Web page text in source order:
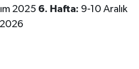
2025 6. Hafta: 9-10 Aralık